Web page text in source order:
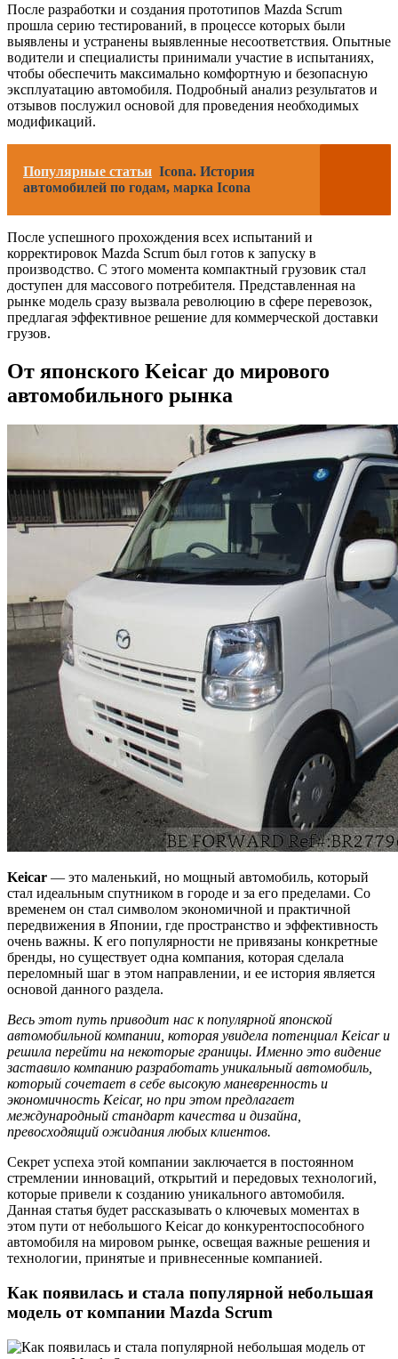
После разработки и создания прототипов Mazda Scrum
прошла серию тестирований, в процессе которых были
выявлены и устранены выявленные несоответствия. Опытные
водители и специалисты принимали участие в испытаниях,
чтобы обеспечить максимально комфортную и безопасную
эксплуатацию автомобиля. Подробный анализ результатов и
отзывов послужил основой для проведения необходимых
модификаций.
Популярные статьи Icona. История
автомобилей по годам, марка Icona
После успешного прохождения всех испытаний и
корректировок Mazda Scrum был готов к запуску в
производство. С этого момента компактный грузовик стал
доступен для массового потребителя. Представленная на
рынке модель сразу вызвала революцию в сфере перевозок,
предлагая эффективное решение для коммерческой доставки
грузов.
От японского Keicar до мирового
автомобильного рынка
Keicar — это маленький, но мощный автомобиль, который
стал идеальным спутником в городе и за его пределами. Со
временем он стал символом экономичной и практичной
передвижения в Японии, где пространство и эффективность
очень важны. К его популярности не привязаны конкретные
бренды, но существует одна компания, которая сделала
переломный шаг в этом направлении, и ее история является
основой данного раздела.
Весь этот путь приводит нас к популярной японской
автомобильной компании, которая увидела потенциал Keicar и
решила перейти на некоторые границы. Именно это видение
заставило компанию разработать уникальный автомобиль,
который сочетает в себе высокую маневренность и
экономичность Keicar, но при этом предлагает
международный стандарт качества и дизайна,
превосходящий ожидания любых клиентов.
Секрет успеха этой компании заключается в постоянном
стремлении инноваций, открытий и передовых технологий,
которые привели к созданию уникального автомобиля.
Данная статья будет рассказывать о ключевых моментах в
этом пути от небольшого Keicar до конкурентоспособного
автомобиля на мировом рынке, освещая важные решения и
технологии, принятые и привнесенные компанией.
Как появилась и стала популярной небольшая
модель от компании Mazda Scrum